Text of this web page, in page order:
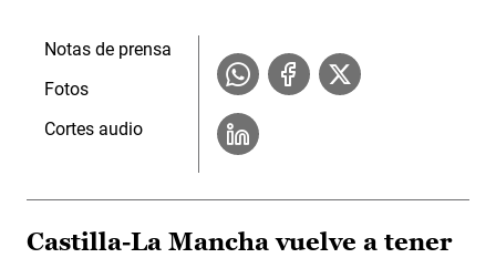
Notas de prensa
Fotos
Cortes audio
Castilla-La Mancha vuelve a tener